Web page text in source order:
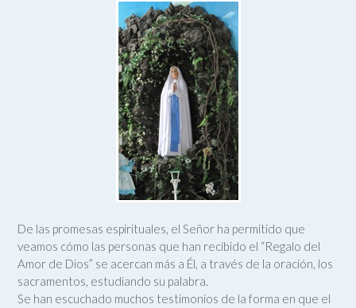
De las promesas espirituales, el Señor ha permitido que
veamos cómo las personas que han recibido el “Regalo del
Amor de Dios” se acercan más a Él, a través de la oración, los
sacramentos, estudiando su palabra.
Se han escuchado muchos testimonios de la forma en que el